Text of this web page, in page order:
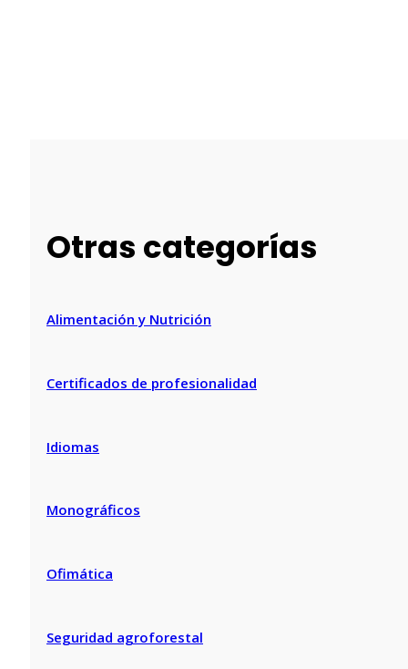
Otras categorías
Alimentación y Nutrición
Certificados de profesionalidad
Idiomas
Monográficos
Ofimática
Seguridad agroforestal